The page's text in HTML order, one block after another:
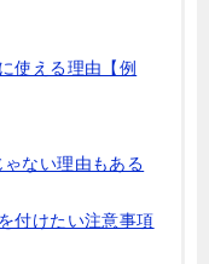
使える理由【例
ない理由もある
付けたい注意事項